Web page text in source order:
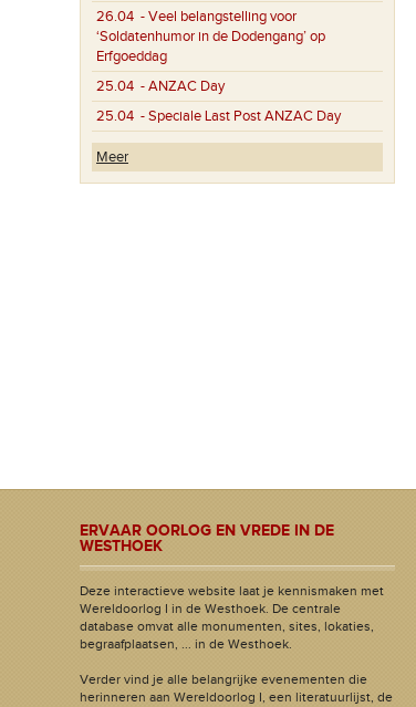
26.04 - Veel belangstelling voor
‘Soldatenhumor in de Dodengang’ op
Erfgoeddag
25.04 - ANZAC Day
25.04 - Speciale Last Post ANZAC Day
Meer
ERVAAR OORLOG EN VREDE IN DE
WESTHOEK
Deze interactieve website laat je kennismaken met
Wereldoorlog I in de Westhoek. De centrale
database omvat alle monumenten, sites, lokaties,
begraafplaatsen, ... in de Westhoek.
Verder vind je alle belangrijke evenementen die
herinneren aan Wereldoorlog I, een literatuurlijst, de